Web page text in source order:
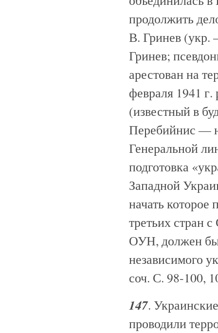
продолжить
В. Гринев (укр.
Гринев;
арестован на
февраля 1941
(известный в
Перебийнис —
Генеральной
подготовка
Западной
начать
третьих стран
ОУН, должен
независимого
соч. С. 98-100,
147.
проводили